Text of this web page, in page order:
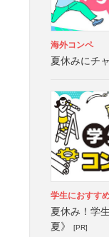
海外コンペ
夏休みにチ
学生におすす
夏休み！学
夏》
[PR]